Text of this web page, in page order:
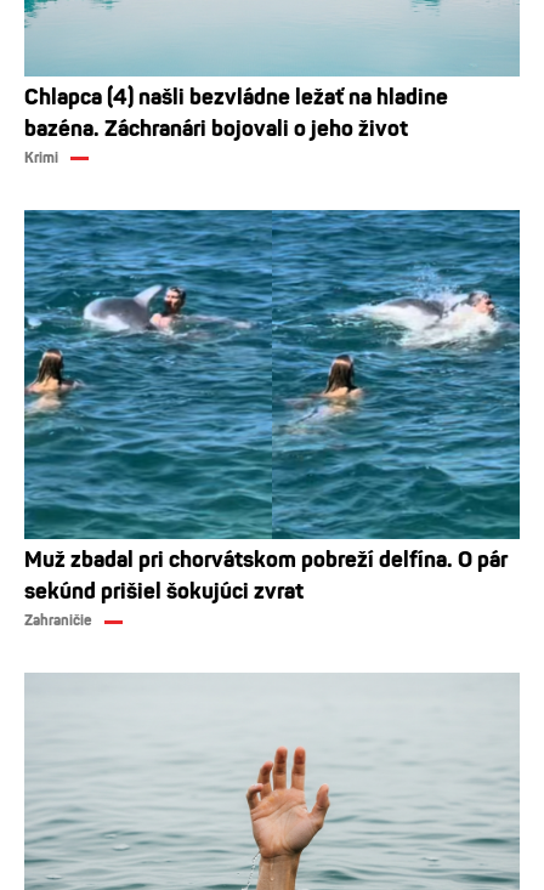
Chlapca (4) našli bezvládne ležať na hladine
bazéna. Záchranári bojovali o jeho život
Krimi
Muž zbadal pri chorvátskom pobreží delfína. O pár
sekúnd prišiel šokujúci zvrat
Zahraničie